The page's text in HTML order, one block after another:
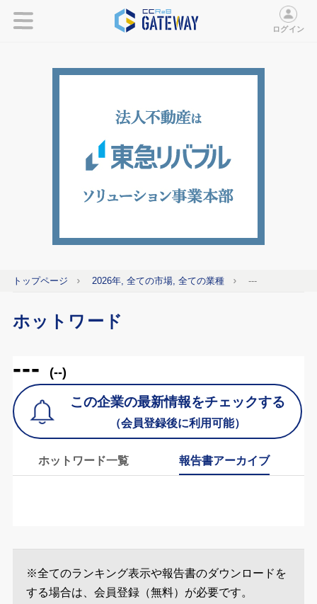
ログイン
トップページ 2026年, 全ての市場, 全ての業種 ---
ホットワード
--- (--)
この企業の最新情報をチェックする
（会員登録後に利用可能）
ホットワード一覧 報告書アーカイブ
※全てのランキング表示や報告書のダウンロードを
する場合は、会員登録（無料）が必要です。